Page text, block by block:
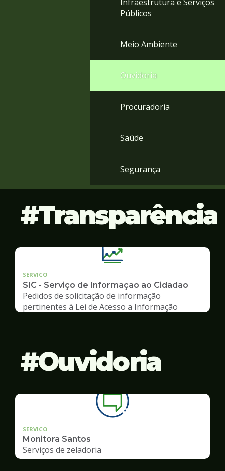
Públicos
Meio Ambiente
Ouvidoria
Procuradoria
Saúde
Segurança
Transparência
SERVICO
SIC - Serviço de Informação ao Cidadão
Pedidos de solicitação de informação
pertinentes à Lei de Acesso a Informação
Ouvidoria
SERVICO
Monitora Santos
Serviços de zeladoria